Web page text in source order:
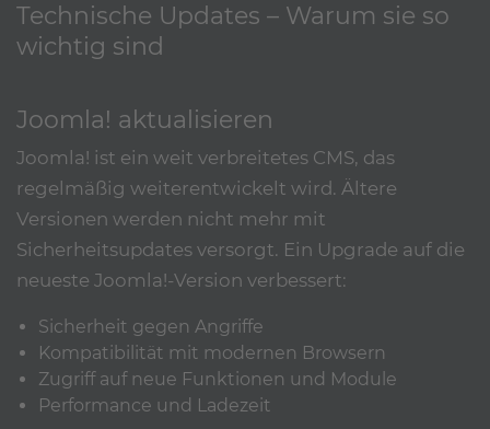
Technische Updates – Warum sie so
wichtig sind
Joomla! aktualisieren
Joomla! ist ein weit verbreitetes CMS, das
regelmäßig weiterentwickelt wird. Ältere
Versionen werden nicht mehr mit
Sicherheitsupdates versorgt. Ein Upgrade auf die
neueste Joomla!-Version verbessert:
Sicherheit gegen Angriffe
Kompatibilität mit modernen Browsern
Zugriff auf neue Funktionen und Module
Performance und Ladezeit